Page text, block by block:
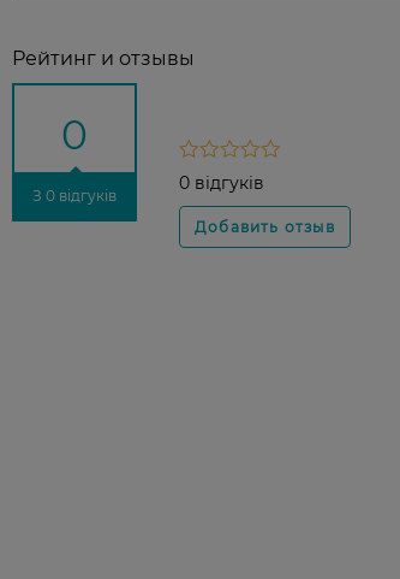
Рейтинг и отзывы
0
З 0 відгуків
0 відгуків